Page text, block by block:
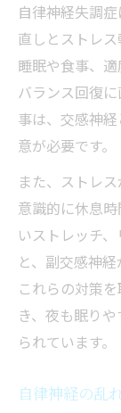
自律神経失調
直しとストレ
睡眠や食事、
バランス回復
事は、交感神
意が必要です。
また、ストレ
意識的に休息
いストレッチ
と、副交感神
これらの対策
き、夜も眠り
られています。
自律神経の乱